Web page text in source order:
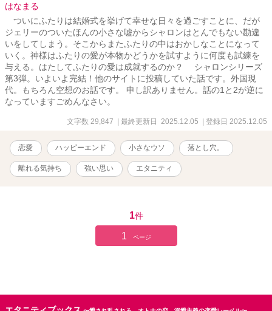
はなまる
ついにふたりは結婚式を挙げて幸せな日々を過ごすことに、だが
ジェリーのついたほんの小さな嘘からシャロンはとんでもない勘違
いをしてしまう。そこからまたふたりの中はおかしなことになって
いく。神様はふたりの愛が本物かどうかを試すように何度も試練を
与える。はたしてふたりの愛は成就するのか？ シャロンシリーズ
第3弾。いよいよ完結！他のサイトに投稿していた話です。外国現
代。もちろん空想のお話です。 申し訳ありません。話の1と2が逆に
なっていますごめんなさい。
文字数 29,847 | 最終更新日 2025.12.05 | 登録日 2025.12.05
恋愛 ハッピーエンド 小さなウソ 落とし穴。
離れる気持ち 強い思い エタニティ
1件
1 ページ